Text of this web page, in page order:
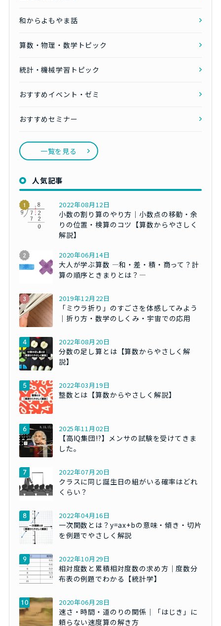
和からよもやま話
算数・物理・数学トピック
統計・機械学習トピック
おすすめイベント・ゼミ
おすすめセミナー
一覧を見る
人気記事
2022年08月12日
小数の割り算のやり方｜小数点の移動・余
りの位置・検算のコツ【算数からやさしく
解説】
2020年06月14日
大人が学ぶ算数 ―和・差・積・商って？計
算の順序ときまりとは？―
2019年12月22日
「ミウラ折り」のすごさを体感してみよう
｜折り方・数学のしくみ・宇宙での応用
2022年08月20日
分数の足し算とは【算数からやさしく解
説】
2022年03月19日
整数とは【算数からやさしく解説】
2025年11月02日
【高IQ集団!?】メンサの試験を受けてきま
した。
2022年07月20日
クラスに同じ誕生日の組がいる確率はどれ
くらい？
2022年04月16日
一次関数とは？y=ax+bの意味・傾き・切片
を例題でやさしく解説
2022年10月29日
相対度数と累積相対度数の求め方｜度数分
布表の例題でわかる【統計学】
2020年06月28日
速さ・時間・道のりの関係｜「はじき」に
頼らない速度算の解き方